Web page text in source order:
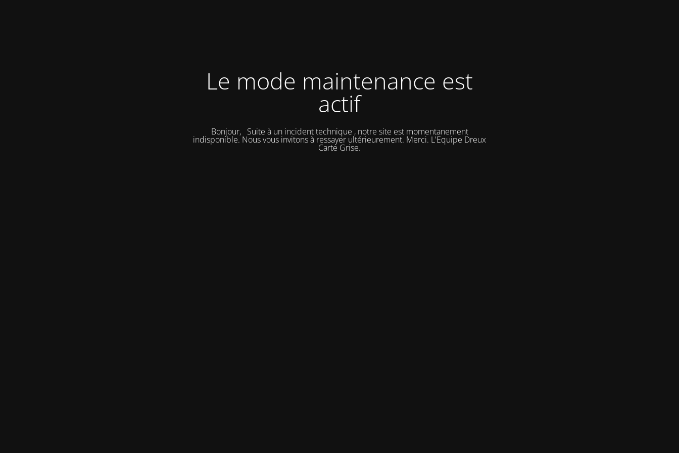
Le mode maintenance est
actif
Bonjour, Suite à un incident technique , notre site est momentanement
indisponible. Nous vous invitons à ressayer ultérieurement. Merci. L'Equipe Dreux
Carte Grise.